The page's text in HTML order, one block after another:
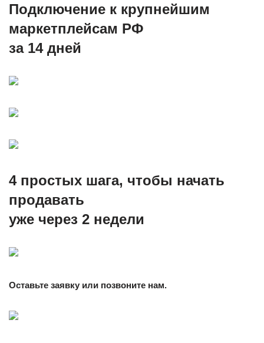
Подключение к крупнейшим
маркетплейсам РФ
за 14 дней
4 простых шага, чтобы начать
продавать
уже через 2 недели
Оставьте заявку или позвоните нам.